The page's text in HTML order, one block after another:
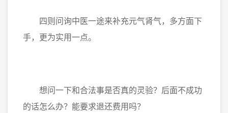
四则问询中医一途来补充元气肾气，多方面下
手，更为实用一点。
想问一下和合法事是否真的灵验？后面不成功
的话怎么办？能要求退还费用吗？